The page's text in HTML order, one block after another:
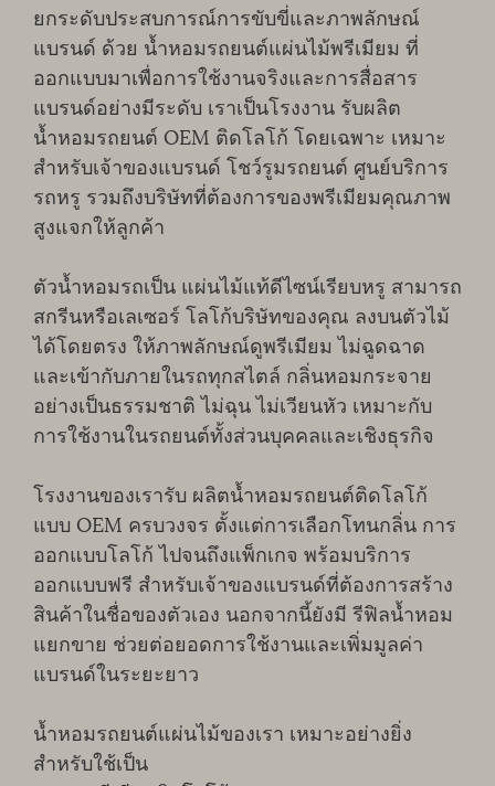
ยกระดับประสบการณ์การขับขี่และภาพลักษณ์
แบรนด์ ด้วย น้ำหอมรถยนต์แผ่นไม้พรีเมียม ที่
ออกแบบมาเพื่อการใช้งานจริงและการสื่อสาร
แบรนด์อย่างมีระดับ เราเป็นโรงงาน รับผลิต
น้ำหอมรถยนต์ OEM ติดโลโก้ โดยเฉพาะ เหมาะ
สำหรับเจ้าของแบรนด์ โชว์รูมรถยนต์ ศูนย์บริการ
รถหรู รวมถึงบริษัทที่ต้องการของพรีเมียมคุณภาพ
สูงแจกให้ลูกค้า
ตัวน้ำหอมรถเป็น แผ่นไม้แท้ดีไซน์เรียบหรู สามารถ
สกรีนหรือเลเซอร์ โลโก้บริษัทของคุณ ลงบนตัวไม้
ได้โดยตรง ให้ภาพลักษณ์ดูพรีเมียม ไม่ฉูดฉาด
และเข้ากับภายในรถทุกสไตล์ กลิ่นหอมกระจาย
อย่างเป็นธรรมชาติ ไม่ฉุน ไม่เวียนหัว เหมาะกับ
การใช้งานในรถยนต์ทั้งส่วนบุคคลและเชิงธุรกิจ
โรงงานของเรารับ ผลิตน้ำหอมรถยนต์ติดโลโก้
แบบ OEM ครบวงจร ตั้งแต่การเลือกโทนกลิ่น การ
ออกแบบโลโก้ ไปจนถึงแพ็กเกจ พร้อมบริการ
ออกแบบฟรี สำหรับเจ้าของแบรนด์ที่ต้องการสร้าง
สินค้าในชื่อของตัวเอง นอกจากนี้ยังมี รีฟิลน้ำหอม
แยกขาย ช่วยต่อยอดการใช้งานและเพิ่มมูลค่า
แบรนด์ในระยะยาว
น้ำหอมรถยนต์แผ่นไม้ของเรา เหมาะอย่างยิ่ง
สำหรับใช้เป็น